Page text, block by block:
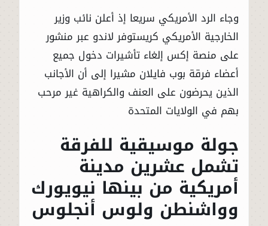
وجاء الرد الأمريكي سريعا إذ أعلن نائب وزير
الخارجية الأمريكي كريستوفر لاندو عبر منشور
على منصة إكس إلغاء تأشيرات دخول جميع
أعضاء فرقة بوب فايلان مشيرا إلى أن الأجانب
الذين يحرضون على العنف والكراهية غير مرحب
بهم في الولايات المتحدة
جولة موسيقية للفرقة
تشمل عشرين مدينة
أمريكية من بينها نيويورك
وواشنطن ولوس أنجلوس